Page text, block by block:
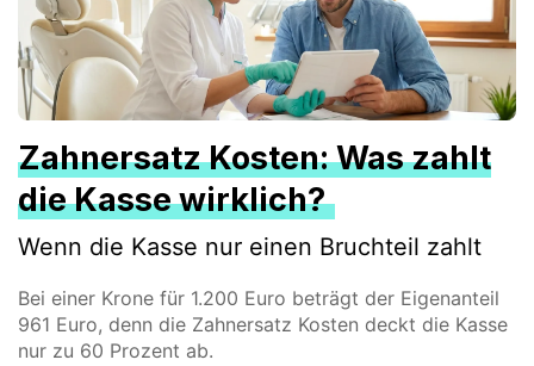
Zahnersatz Kosten: Was zahlt
die Kasse wirklich?
Wenn die Kasse nur einen Bruchteil zahlt
Bei einer Krone für 1.200 Euro beträgt der Eigenanteil
961 Euro, denn die Zahnersatz Kosten deckt die Kasse
nur zu 60 Prozent ab.